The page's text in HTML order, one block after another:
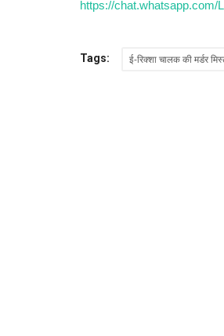
https://
Tags: ई-रिक्शा चालक की मर्डर